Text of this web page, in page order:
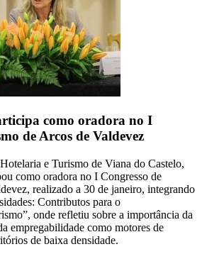
como oradora no I
de Arcos de Valdevez
e Turismo de Viana do Castelo,
como oradora no I Congresso de
realizado a 30 de janeiro, integrando
Contributos para o
onde refletiu sobre a importância da
empregabilidade como motores de
de baixa densidade.